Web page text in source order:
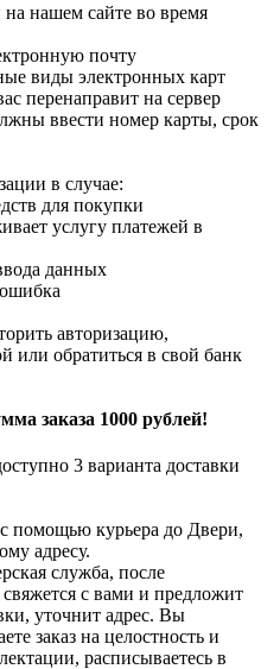
нашем сайте во время
почту
виды электронных карт
перенаправит на сервер
ввести номер карты, срок
в случае:
для покупки
услугу платежей в
данных
авторизацию,
или обратиться в свой банк
заказа 1000 рублей!
3 варианта доставки
помощью курьера до Двери,
адресу.
служба, после
с вами и предложит
уточнит адрес. Вы
заказ на целостность и
расписываетесь в